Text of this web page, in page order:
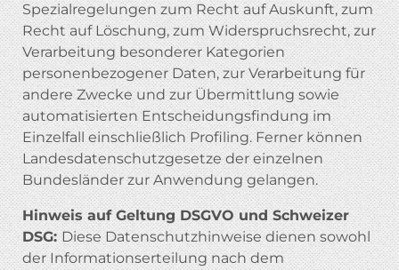
Spezialregelungen zum Recht auf Auskunft, zum
Recht auf Löschung, zum Widerspruchsrecht, zur
Verarbeitung besonderer Kategorien
personenbezogener Daten, zur Verarbeitung für
andere Zwecke und zur Übermittlung sowie
automatisierten Entscheidungsfindung im
Einzelfall einschließlich Profiling. Ferner können
Landesdatenschutzgesetze der einzelnen
Bundesländer zur Anwendung gelangen.
Hinweis auf Geltung DSGVO und Schweizer
DSG:Diese Datenschutzhinweise dienen sowohl
der Informationserteilung nach dem